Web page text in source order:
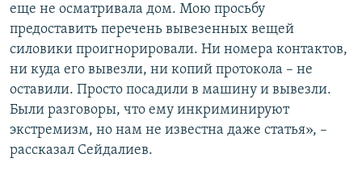
еще не осматривала дом. Мою просьбу
предоставить перечень вывезенных вещей
силовики проигнорировали. Ни номера контактов,
ни куда его вывезли, ни копий протокола – не
оставили. Просто посадили в машину и вывезли.
Были разговоры, что ему инкриминируют
экстремизм, но нам не известна даже статья», –
рассказал Сейдалиев.